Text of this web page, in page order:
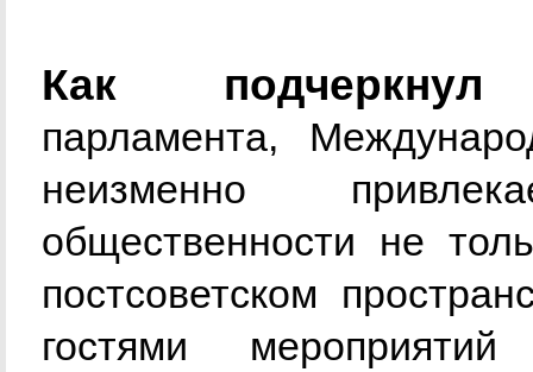
Как
парламента,
неизменно
общественности не
постсоветском
гостями